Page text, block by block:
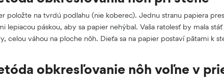
položte na tvrdú podlahu (nie koberec). Jednu stranu papiera
lepiacou páskou, aby sa papier nehýbal. Vaša ratolesť by mala
celou váhou na ploche nôh. Dieťa sa na papier postaví pätami k
obkresľovanie nôh voľne v